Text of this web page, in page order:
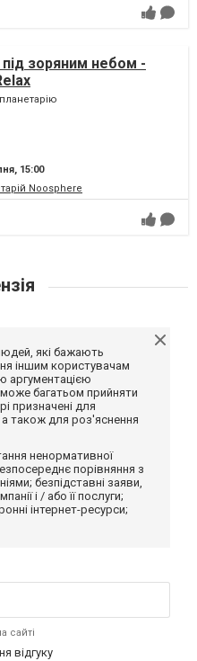
під зоряним небом -
15:00
Noosphere
які бажають
іншим користувачам
аргументацією
багатьом прийняти
призначені для
а також для роз'яснення
ненормативної
порівняння з
безпідставні заяви,
і / або її послуги;
інтернет-ресурси;
сайті
відгуку